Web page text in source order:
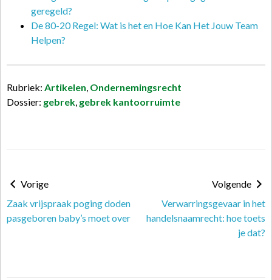
geregeld?
De 80-20 Regel: Wat is het en Hoe Kan Het Jouw Team
Helpen?
Rubriek: Artikelen, Ondernemingsrecht
Dossier: gebrek, gebrek kantoorruimte
Vorige
Zaak vrijspraak poging doden
pasgeboren baby’s moet over
Volgende
Verwarringsgevaar in het
handelsnaamrecht: hoe toets
je dat?